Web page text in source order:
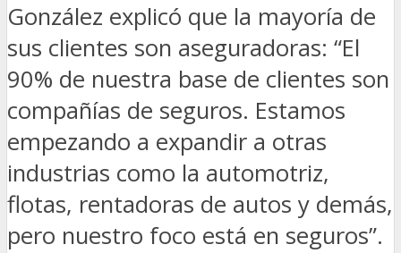
González explicó que la mayoría de
sus clientes son aseguradoras: “El
90% de nuestra base de clientes son
compañías de seguros. Estamos
empezando a expandir a otras
industrias como la automotriz,
flotas, rentadoras de autos y demás,
pero nuestro foco está en seguros”.